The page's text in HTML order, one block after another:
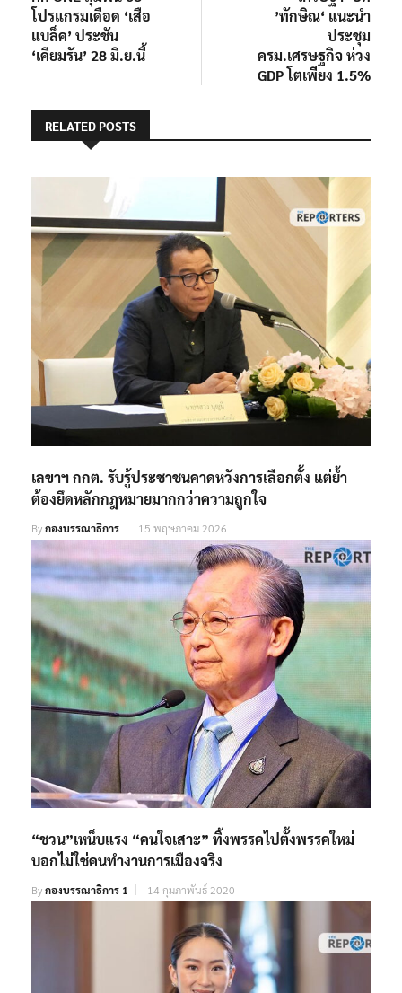
โปรแกรมเดือด ‘เสือ
แบล็ค’ ประชัน
‘เคียมรัน’ 28 มิ.ย.นี้
’ทักษิณ‘ แนะนำ
ประชุม
ครม.เศรษฐกิจ ห่วง
GDP โตเพียง 1.5%
RELATED POSTS
เลขาฯ กกต. รับรู้ประชาชนคาดหวังการเลือกตั้ง แต่ย้ำ
ต้องยึดหลักกฎหมายมากกว่าความถูกใจ
Byกองบรรณาธิการ 15 พฤษภาคม 2026
“ชวน”เหน็บแรง “คนใจเสาะ” ทิ้งพรรคไปตั้งพรรคใหม่
บอกไม่ใช่คนทำงานการเมืองจริง
Byกองบรรณาธิการ 1 14 กุมภาพันธ์ 2020